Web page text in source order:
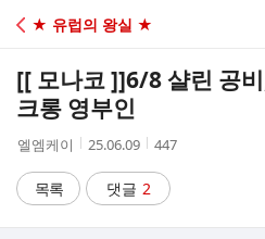
C
A
★ 유럽의 왕실 ★
[[ 모나코 ]]6/8 샬린 공
크롱 영부인
작
자
엘엠케이
작
시
간
25.06.09
조
수
447
목록 댓글 2